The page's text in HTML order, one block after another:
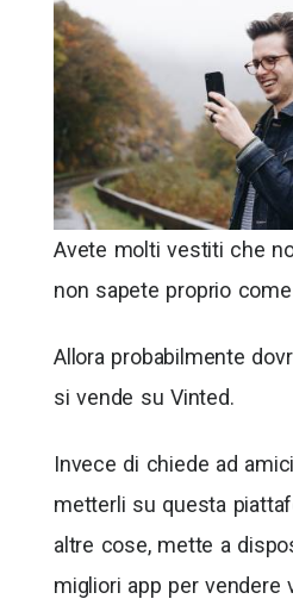
Avete molti vestiti che
non sapete proprio
Allora probabilmente
si vende su Vinted.
Invece di chiede ad
metterli su questa
altre cose, mette a
migliori app per vendere